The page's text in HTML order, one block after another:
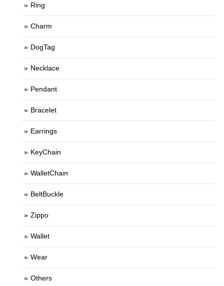
Ring
Charm
DogTag
Necklace
Pendant
Bracelet
Earrings
KeyChain
WalletChain
BeltBuckle
Zippo
Wallet
Wear
Others